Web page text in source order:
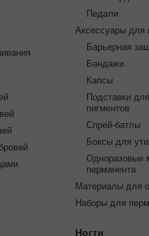
Педали
Аксессуары для
Барьерная
Бандажи
Капсы
Подставки
пигментов
Спрей-батлы
Боксы для
Одноразовые
перманента
Материалы для
Наборы для
Ногти